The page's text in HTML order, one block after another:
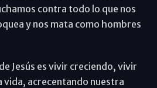
contra todo lo que nos
y nos mata como hombres
Jesús es vivir creciendo, vivir
vida, acrecentando nuestra